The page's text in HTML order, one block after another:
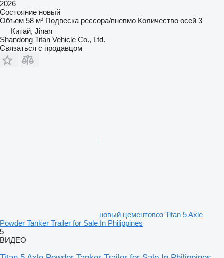
2026
Состояние новый
Объем 58 м³ Подвеска рессора/пневмо Количество осей 3
Китай, Jinan
Shandong Titan Vehicle Co., Ltd.
Связаться с продавцом
новый цементовоз Titan 5 Axle
Powder Tanker Trailer for Sale In Philippines
5
ВИДЕО